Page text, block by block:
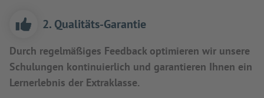
2. Qualitäts-Garantie
Durch regelmäßiges Feedback optimieren wir unsere
Schulungen kontinuierlich und garantieren Ihnen ein
Lernerlebnis der Extraklasse.